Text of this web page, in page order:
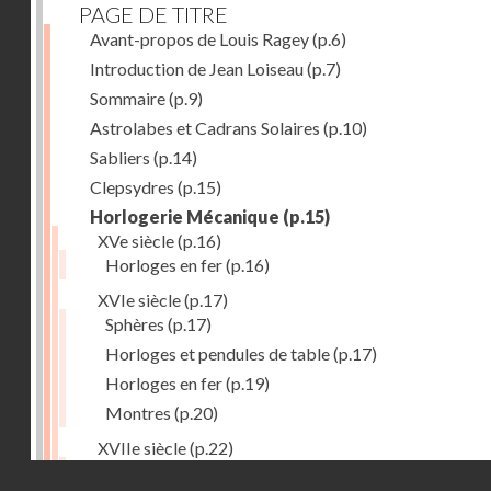
PAGE DE TITRE
Avant-propos de Louis Ragey(p.6)
Introduction de Jean Loiseau(p.7)
Sommaire(p.9)
Astrolabes et Cadrans Solaires (p.10)
Sabliers (p.14)
Clepsydres (p.15)
Horlogerie Mécanique (p.15)
XVe siècle(p.16)
Horloges en fer(p.16)
XVIe siècle(p.17)
Sphères (p.17)
Horloges et pendules de table(p.17)
Horloges en fer(p.19)
Montres (p.20)
XVIIe siècle(p.22)